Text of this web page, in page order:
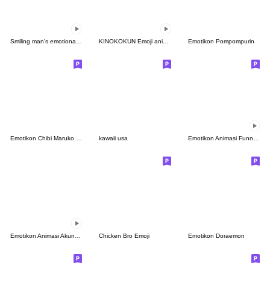
Emotikon Pompompurin
Emotikon Chibi Maruko Chan kawaii usa Emotikon Animasi Funny Monkey
Chicken Bro Emoji Emotikon Doraemon